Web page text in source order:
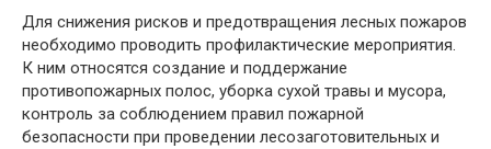
Для снижения рисков и предотвращения лесных пожаров
необходимо проводить профилактические мероприятия.
К ним относятся создание и поддержание
противопожарных полос, уборка сухой травы и мусора,
контроль за соблюдением правил пожарной
безопасности при проведении лесозаготовительных и